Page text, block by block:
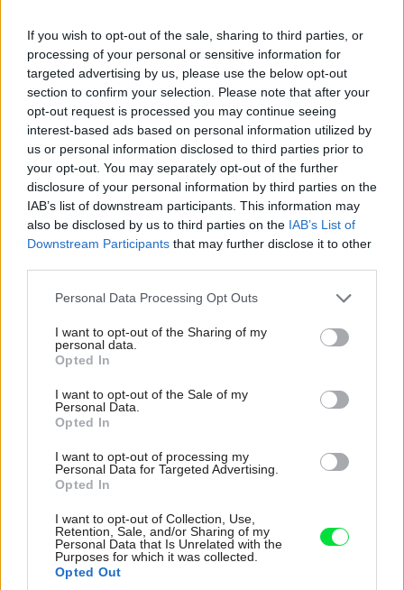
If you wish to opt-out of the sale, sharing to third parties, or
processing of your personal or sensitive information for
targeted advertising by us, please use the below opt-out
section to confirm your selection. Please note that after your
opt-out request is processed you may continue seeing
interest-based ads based on personal information utilized by
us or personal information disclosed to third parties prior to
your opt-out. You may separately opt-out of the further
disclosure of your personal information by third parties on the
IAB’s list of downstream participants. This information may
also be disclosed by us to third parties on the IAB’s List of
Downstream Participants that may further disclose it to other
Please note that this website/app uses one or more Google
not limited to your visit or usage behaviour. You may click to
grant or deny consent to Google and its third-party tags to
use your data for below specified purposes in below Google
consent section.
Personal Data Processing Opt Outs
I want to opt-out of the Sharing of my
personal data.
Opted In
I want to opt-out of the Sale of my
Personal Data.
Opted In
I want to opt-out of processing my
Personal Data for Targeted Advertising.
Opted In
I want to opt-out of Collection, Use,
Retention, Sale, and/or Sharing of my
Personal Data that Is Unrelated with the
Purposes for which it was collected.
Opted Out
Kategória: Doplnky Štýl Vaše tipy
Tagy: dekorácie Váš tip
Zdieľať článok
Pozrite si viac